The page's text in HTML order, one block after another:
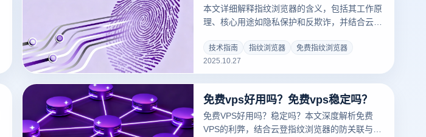
本文详细解释指纹浏览器的含义，包括其工作原
理、核心用途如隐私保护和反欺诈，并结合云登
成、自动化任务），分析其在电商、营销等场景
的应用优势。帮助用户理解如何利用指纹浏览器
避免账号关联和提升在线安全。
技术指南 指纹浏览器
免费指纹浏览器
2025.10.27
免费vps好用吗？免费vps稳定吗？
免费VPS好用吗？稳定吗？本文深度解析免费
VPS的利弊，结合云登指纹浏览器的防关联与多